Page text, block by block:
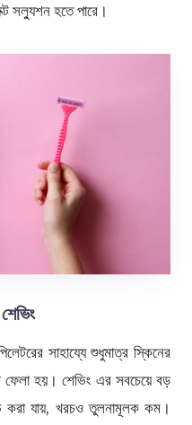
সল্যুশন হতে পারে।
সাহায্যে শুধুমাত্র স্কিনের
ফেলা হয়। শেভিং এর সবচেয়ে বড়
করা যায়, খরচও তুলনামূলক কম।